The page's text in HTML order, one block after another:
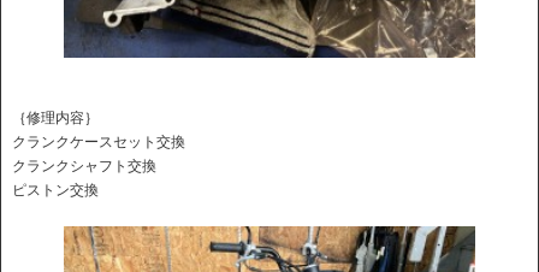
｛修理内容｝
クランクケースセット交換
クランクシャフト交換
ピストン交換